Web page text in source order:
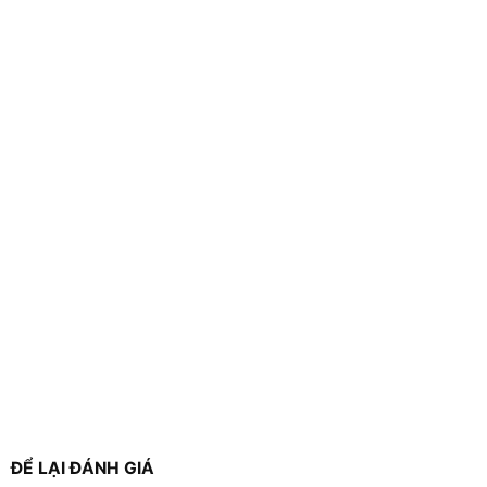
ĐỂ LẠI ĐÁNH GIÁ